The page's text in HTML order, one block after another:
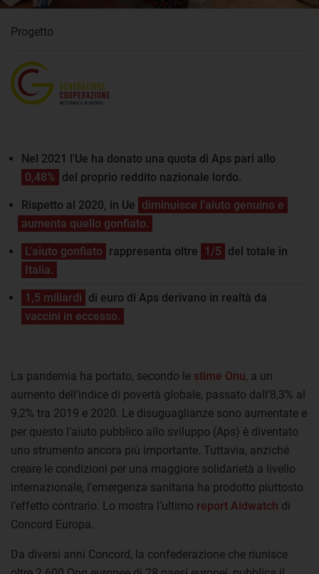
Progetto
Nel 2021 l'Ue ha donato una quota di Aps pari allo
0,48% del proprio reddito nazionale lordo.
Rispetto al 2020, in Ue diminuisce l'aiuto genuino e
aumenta quello gonfiato.
L'aiuto gonfiato rappresenta oltre 1/5 del totale in
Italia.
1,5 miliardi di euro di Aps derivano in realtà da
vaccini in eccesso.
La pandemia ha portato, secondo le stime Onu, a un
aumento dell’indice di povertà globale, passato dall’8,3% al
9,2% tra 2019 e 2020. Le disuguaglianze sono aumentate e
per questo l’aiuto pubblico allo sviluppo (Aps) è diventato
uno strumento ancora più importante. Tuttavia, anziché
creare le condizioni per una maggiore solidarietà a livello
internazionale, l’emergenza sanitaria ha prodotto piuttosto
l’effetto contrario. Lo mostra l’ultimo report Aidwatch di
Concord Europa.
Da diversi anni Concord, la confederazione che riunisce